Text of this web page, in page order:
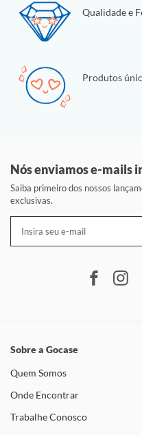
Qualidade e
Produtos
Nós enviamos e-mails
Saiba primeiro dos nossos
exclusivas.
Sobre a Gocase
Quem Somos
Onde Encontrar
Trabalhe Conosco